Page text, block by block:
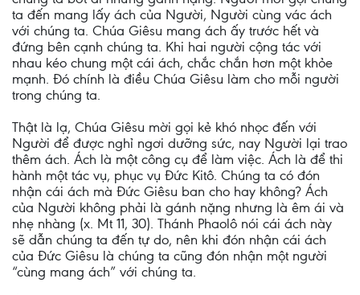
ta đến mang lấy ách của Người, Người cùng vác ách
với chúng ta. Chúa Giêsu mang ách ấy trước hết và
đứng bên cạnh chúng ta. Khi hai người cộng tác với
nhau kéo chung một cái ách, chắc chắn hơn một khỏe
mạnh. Đó chính là điều Chúa Giêsu làm cho mỗi người
trong chúng ta.
Thật là lạ, Chúa Giêsu mời gọi kẻ khó nhọc đến với
Người để được nghỉ ngơi dưỡng sức, nay Người lại trao
thêm ách. Ách là một công cụ để làm việc. Ách là để thi
hành một tác vụ, phục vụ Đức Kitô. Chúng ta có đón
nhận cái ách mà Đức Giêsu ban cho hay không? Ách
của Người không phải là gánh nặng nhưng là êm ái và
nhẹ nhàng (x. Mt 11, 30). Thánh Phaolô nói cái ách này
sẽ dẫn chúng ta đến tự do, nên khi đón nhận cái ách
của Đức Giêsu là chúng ta cũng đón nhận một người
“cùng mang ách” với chúng ta.